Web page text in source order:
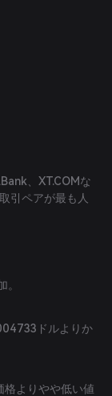
、XT.COMな
引ペアが最も人
ドルよりか
よりやや低い値